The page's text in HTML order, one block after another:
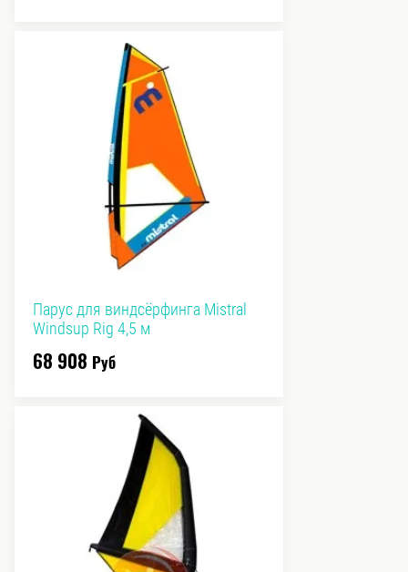
Парус для виндсёрфинга Mistral
Windsup Rig 4,5 м
68 908 Руб